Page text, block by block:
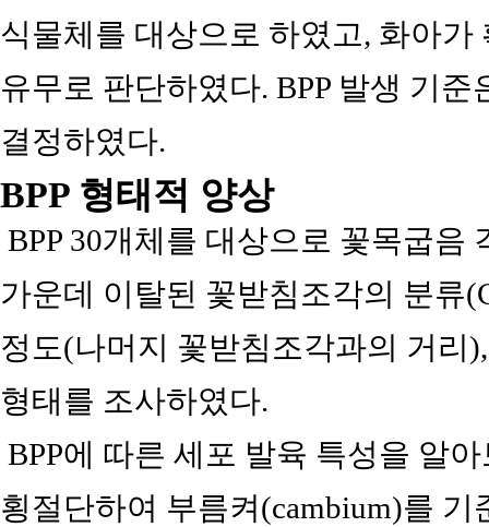
식물체를 대상으로 하였고, 화아가
유무로 판단하였다. BPP 발생 기
결정하였다.
BPP 형태적 양상
BPP 30개체를 대상으로 꽃목굽음
가운데 이탈된 꽃받침조각의 분류
정도(나머지 꽃받침조각과의 거리
형태를 조사하였다.
BPP에 따른 세포 발육 특성을 알
횡절단하여 부름켜(cambium)를